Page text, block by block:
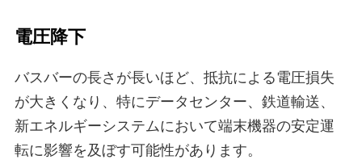
電圧降下
バスバーの長さが長いほど、抵抗による電圧損失
が大きくなり、特にデータセンター、鉄道輸送、
新エネルギーシステムにおいて端末機器の安定運
転に影響を及ぼす可能性があります。